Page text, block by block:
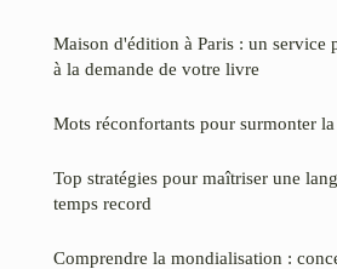
Maison d'édition à Paris : un service
à la demande de votre livre
Mots réconfortants pour surmonter
Top stratégies pour maîtriser une
temps record
Comprendre la mondialisation :